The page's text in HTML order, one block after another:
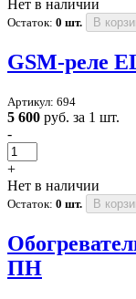
Нет в наличии
Остаток: 0 шт. В
GSM-реле
Артикул: 694
5 600 руб. за 1 шт.
-
+
Нет в наличии
Остаток: 0 шт. В
ПН